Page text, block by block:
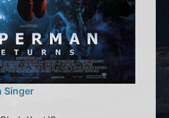
Singer